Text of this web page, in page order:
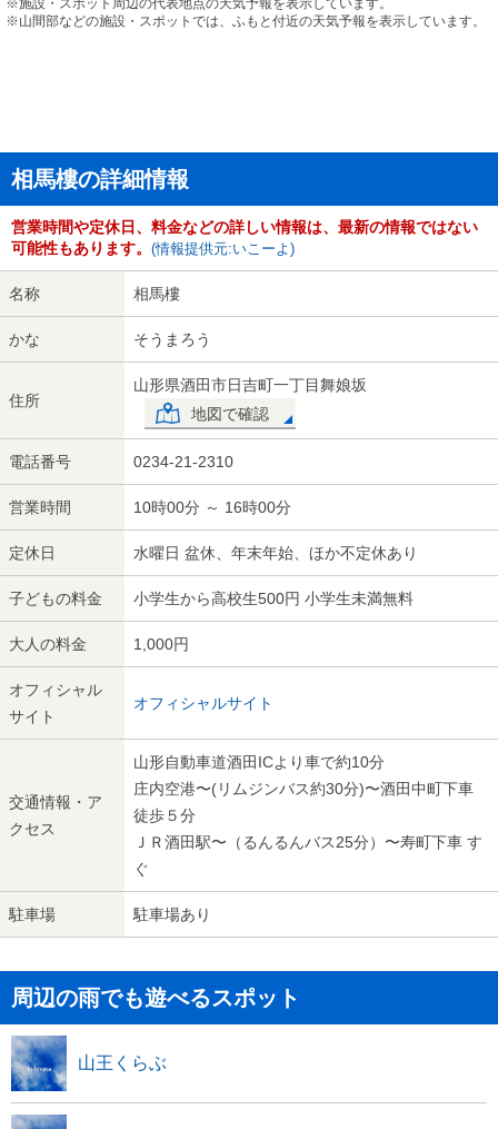
※施設・スポット周辺の代表地点の天気予報を表示しています。
※山間部などの施設・スポットでは、ふもと付近の天気予報を表示しています。
相馬樓の詳細情報
営業時間や定休日、料金などの詳しい情報は、最新の情報ではない
可能性もあります。 (情報提供元:いこーよ)
名称 相馬樓
かな そうまろう
住所
山形県酒田市日吉町一丁目舞娘坂
地図で確認
電話番号 0234-21-2310
営業時間 10時00分 ～ 16時00分
定休日 水曜日 盆休、年末年始、ほか不定休あり
子どもの料金 小学生から高校生500円 小学生未満無料
大人の料金 1,000円
オフィシャル
サイト
オフィシャルサイト
交通情報・ア
クセス
山形自動車道酒田ICより車で約10分
庄内空港〜(リムジンバス約30分)〜酒田中町下車
徒歩５分
ＪＲ酒田駅〜（るんるんバス25分）〜寿町下車 す
ぐ
駐車場 駐車場あり
周辺の雨でも遊べるスポット
山王くらぶ